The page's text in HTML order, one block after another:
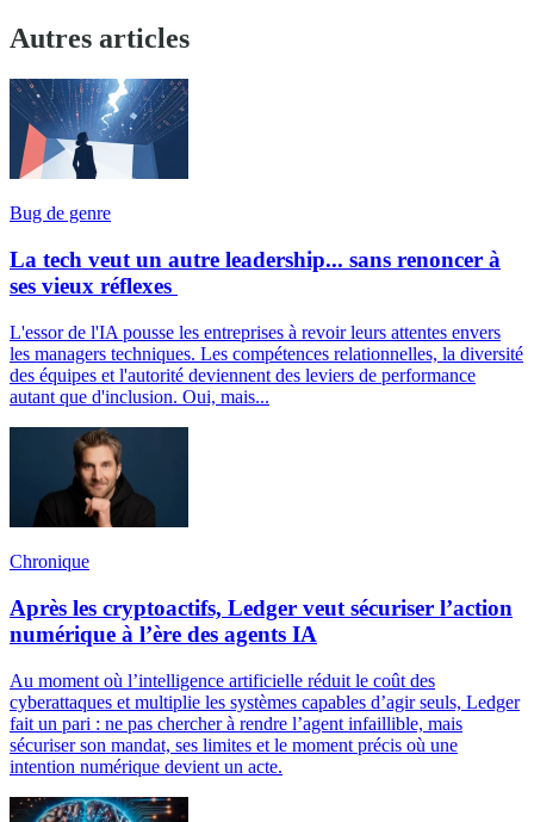
Autres articles
Bug de genre
La tech veut un autre leadership... sans renoncer à
ses vieux réflexes
L'essor de l'IA pousse les entreprises à revoir leurs attentes envers
les managers techniques. Les compétences relationnelles, la diversité
des équipes et l'autorité deviennent des leviers de performance
autant que d'inclusion. Oui, mais...
Chronique
Après les cryptoactifs, Ledger veut sécuriser l’action
numérique à l’ère des agents IA
Au moment où l’intelligence artificielle réduit le coût des
cyberattaques et multiplie les systèmes capables d’agir seuls, Ledger
fait un pari : ne pas chercher à rendre l’agent infaillible, mais
sécuriser son mandat, ses limites et le moment précis où une
intention numérique devient un acte.